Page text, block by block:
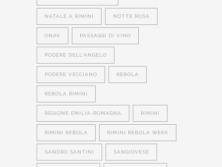
NATALE A RIMINI NOTTE ROSA
ONAV PASSAGGI DI VINO
PODERE DELL'ANGELO
PODERE VECCIANO REBOLA
REBOLA RIMINI
REGIONE EMILIA-ROMAGNA RIMINI
RIMINI REBOLA RIMINI REBOLA WEEK
SANDRO SANTINI SANGIOVESE